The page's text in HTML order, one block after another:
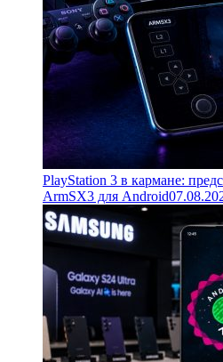
PlayStation 3 в кармане:
ArmSX3 для Android